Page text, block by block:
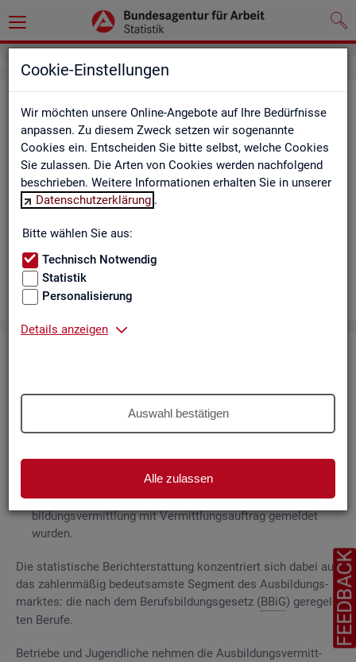
Cookie-Einstellungen
Wir möchten unsere Online-Angebote auf Ihre Bedürfnisse
anpassen. Zu diesem Zweck setzen wir sogenannte
Cookies ein. Entscheiden Sie bitte selbst, welche Cookies
Sie zulassen. Die Arten von Cookies werden nachfolgend
beschrieben. Weitere Informationen erhalten Sie in unserer
Datenschutzerklärung .
Bitte wählen Sie aus:
Technisch Notwendig
Statistik
Personalisierung
Details anzeigen
Auswahl bestätigen
Alle zulassen
Aus­bil­dungs­markt
Das Da­sh­board zeigt die wich­tigs­ten Daten zum Aus­bil­dungs­
markt in in­ter­ak­ti­ven Gra­fi­ken und Ta­bel­len. Für Deutsch­land,
Län­der, Krei­se, Agen­tur­be­zir­ke und Ar­beits­markt­re­gio­nen bil­
det es ge­mel­de­te Be­wer­be­rin­nen und Be­wer­ber sowie Be­rufs­
aus­bil­dungs­stel­len nach ge­frag­ten Merk­ma­len ab, bei­spiels­
wei­se Be­ru­fe. Neue Daten gibt es mo­nat­lich für März bis Sep­
DieAus­bil­dungs­markt­sta­tis­tik be­rich­tet über
Be­wer­be­rin­nen und Be­wer­ber für Be­rufs­aus­bil­
der Agen­tu­ren für Ar­beit undJob­cen­terzum Aus­bil­dungs­
markt in An­spruch neh­men, sowie
Be­rufs­aus­bil­dungs­stel­len, die beiAAundJCfür die Aus­
bil­dungs­ver­mitt­lung mit Ver­mitt­lungs­auf­trag ge­mel­det
wur­den.
Die sta­tis­ti­sche Be­richt­erstat­tung kon­zen­triert sich dabei auf
das zah­len­mä­ßig be­deut­sams­te Seg­ment des Aus­bil­dungs­
mark­tes: die nach dem Be­rufs­bil­dungs­ge­setz (BBiG) ge­re­gel­
ten Be­ru­fe.
Be­trie­be und Ju­gend­li­che neh­men die Aus­bil­dungs­ver­mitt­
FEEDBACK